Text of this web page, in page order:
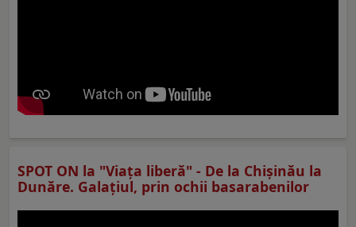
SPOT ON la "Viaţa liberă" - De la Chișinău la
Dunăre. Galațiul, prin ochii basarabenilor